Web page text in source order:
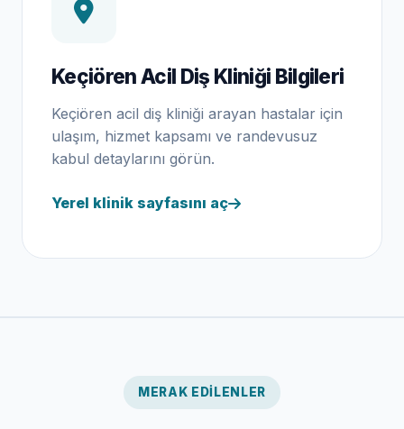
Keçiören Acil Diş Kliniği Bilgileri
Keçiören acil diş kliniği arayan hastalar için
ulaşım, hizmet kapsamı ve randevusuz
kabul detaylarını görün.
Yerel klinik sayfasını aç
MERAK EDILENLER